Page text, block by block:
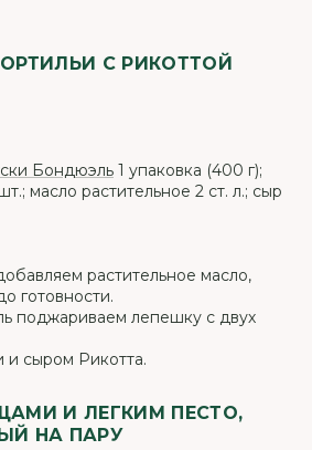
С РИКОТТОЙ
Бондюэль 1 упаковка (400 г);
масло растительное 2 ст. л.; сыр
растительное масло,
готовности.
поджариваем лепешку с двух
сыром Рикотта.
И ЛЕГКИМ ПЕСТО,
НА ПАРУ